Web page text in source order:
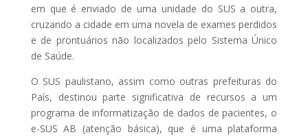
em que é enviado de uma unidade do SUS a outra,
cruzando a cidade em uma novela de exames perdidos
e de prontuários não localizados pelo Sistema Único
de Saúde.
O SUS paulistano, assim como outras prefeituras do
País, destinou parte significativa de recursos a um
programa de informatização de dados de pacientes, o
e-SUS AB (atenção básica), que é uma plataforma